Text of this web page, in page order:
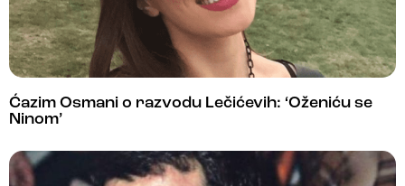
Ćazim Osmani o razvodu Lečićevih: ‘Oženiću se
Ninom’